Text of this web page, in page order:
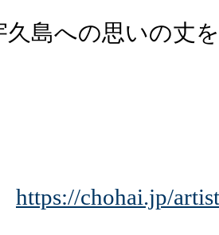
島への思いの丈
https://chohai.jp/